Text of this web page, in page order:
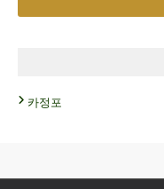
카정포